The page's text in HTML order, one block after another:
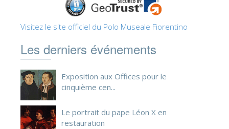
Visitez le site officiel du Polo Museale Fiorentino
Les derniers événements
Exposition aux Offices pour le
cinquième cen...
Le portrait du pape Léon X en
restauration